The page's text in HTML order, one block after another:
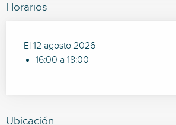
Horarios
El 12 agosto 2026
16:00 a 18:00
Ubicación